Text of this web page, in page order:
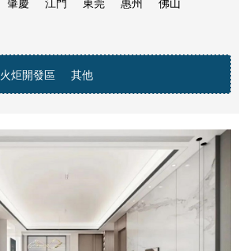
火炬開發區 其他
肇慶 江門 東莞 惠州 佛山